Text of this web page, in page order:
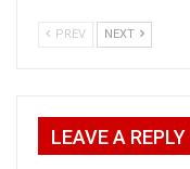
PREV NEXT
LEAVE A REPLY